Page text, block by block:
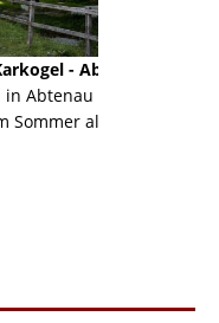
- Salzburg
Kombibahn
im Winter in